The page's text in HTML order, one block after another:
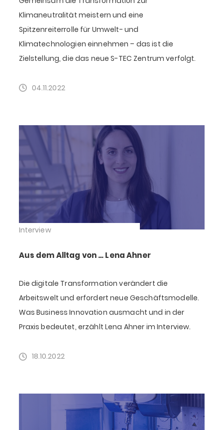
Klimaneutralität meistern und eine
Spitzenreiterrolle für Umwelt- und
Klimatechnologien einnehmen – das ist die
Zielstellung, die das neue S-TEC Zentrum verfolgt.
04.11.2022
Interview
Aus dem Alltag von … Lena Ahner
Die digitale Transformation verändert die
Arbeitswelt und erfordert neue Geschäftsmodelle.
Was Business Innovation ausmacht und in der
Praxis bedeutet, erzählt Lena Ahner im Interview.
18.10.2022